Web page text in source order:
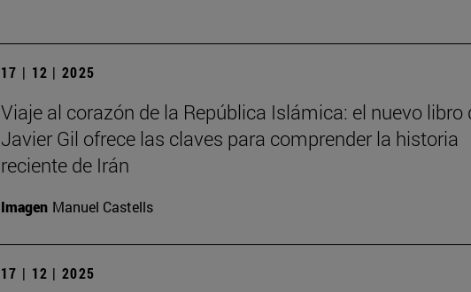
17 | 12 | 2025
Viaje al corazón de la República Islámica: el nuevo libro
Javier Gil ofrece las claves para comprender la historia
reciente de Irán
Imagen Manuel Castells
17 | 12 | 2025